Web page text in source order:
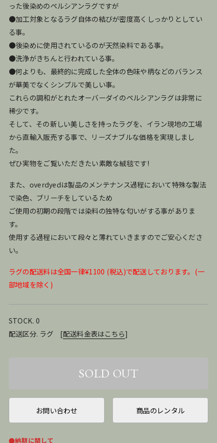
った後染めのペルシアンラグですが
●加工対象となるラグ自体の結びが密度高くしっかりとしてい
る事。
●後染めに使用されているのが天然染料である事。
●洗浄がきちんと行われている事。
●何よりも、最終的に完成した全体の色味や柄などのバランス
が華美でなくシンプルで美しい事。
これらの調和がとれたオーバーダイのペルシアンラグは非常に
稀少です。
そして、その新しい美しさを持ったラグを、イラン現地の工場
から直輸入販売する事で、リーズナブルな価格を実現しまし
た。
ぜひ実物をご覧いただきたい素敵な絨毯です!
また、overdyedは製品のメンテナンス過程において特殊な製法
で染色、ブリーチをしているため
ご使用の初期の段階では染料の独特な匂いがする事がありま
す。
使用する過程において段々と薄れていきますのでご安心くださ
い。
ラグの配送料は全国一律¥1100 (税込)で配送しております。(一
部地域を除く)
STOCK. 0
配送区分. ラグ [配送料金表はこちら]
お問い合わせ 商品のレンタル
●納期に関して